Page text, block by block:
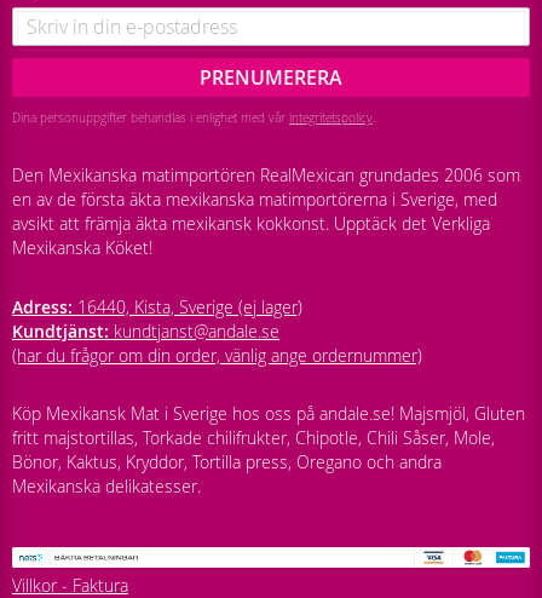
PRENUMERERA
Dina personuppgifter behandlas i enlighet med vår integritetspolicy
Den Mexikanska matimportören RealMexican grundades 2006 som
en av de första äkta mexikanska matimportörerna i Sverige, med
avsikt att främja äkta mexikansk kokkonst. Upptäck det Verkliga
Mexikanska Köket!
Adress: 16440, Kista, Sverige (ej lager)
Kundtjänst: kundtjanst@andale.se
(har du frågor om din order, vänlig ange ordernummer)
Köp Mexikansk Mat i Sverige hos oss på andale.se! Majsmjöl, Gluten
fritt majstortillas, Torkade chilifrukter, Chipotle, Chili Såser, Mole,
Bönor, Kaktus, Kryddor, Tortilla press, Oregano och andra
Mexikanska delikatesser.
Villkor - Faktura